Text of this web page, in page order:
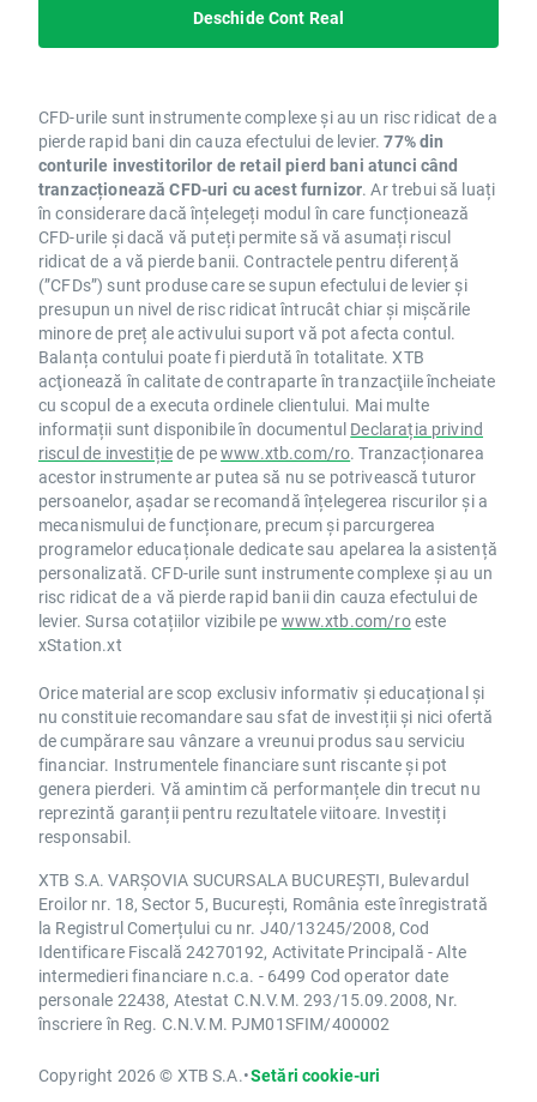
Deschide Cont Real
CFD-urile sunt instrumente complexe și au un risc ridicat de a
pierde rapid bani din cauza efectului de levier.77% din
conturile investitorilor de retail pierd bani atunci când
tranzacționează CFD-uri cu acest furnizor. Ar trebui să luați
în considerare dacă înțelegeți modul în care funcționează
CFD-urile și dacă vă puteți permite să vă asumați riscul
ridicat de a vă pierde banii. Contractele pentru diferență
(”CFDs”) sunt produse care se supun efectului de levier și
presupun un nivel de risc ridicat întrucât chiar și mișcările
minore de preț ale activului suport vă pot afecta contul.
Balanța contului poate fi pierdută în totalitate. XTB
acţionează în calitate de contraparte în tranzacţiile încheiate
cu scopul de a executa ordinele clientului. Mai multe
informații sunt disponibile în documentul Declarația privind
riscul de investițiede pewww.xtb.com/ro. Tranzacționarea
acestor instrumente ar putea să nu se potrivească tuturor
persoanelor, așadar se recomandă înțelegerea riscurilor și a
mecanismului de funcționare, precum și parcurgerea
programelor educaționale dedicate sau apelarea la asistență
personalizată. CFD-urile sunt instrumente complexe și au un
risc ridicat de a vă pierde rapid banii din cauza efectului de
levier. Sursa cotațiilor vizibile pe www.xtb.com/roeste
xStation.xt
Orice material are scop exclusiv informativ și educațional și
nu constituie recomandare sau sfat de investiții și nici ofertă
de cumpărare sau vânzare a vreunui produs sau serviciu
financiar. Instrumentele financiare sunt riscante și pot
genera pierderi. Vă amintim că performanțele din trecut nu
reprezintă garanții pentru rezultatele viitoare. Investiți
responsabil.
XTB S.A. VARȘOVIA SUCURSALA BUCUREȘTI, Bulevardul
Eroilor nr. 18, Sector 5, București, România este înregistrată
la Registrul Comerțului cu nr. J40/13245/2008, Cod
Identificare Fiscală 24270192, Activitate Principală - Alte
intermedieri financiare n.c.a. - 6499 Cod operator date
personale 22438, Atestat C.N.V.M. 293/15.09.2008, Nr.
înscriere în Reg. C.N.V.M. PJM01SFIM/400002
Copyright 2026 © XTB S.A.•Setări cookie-uri